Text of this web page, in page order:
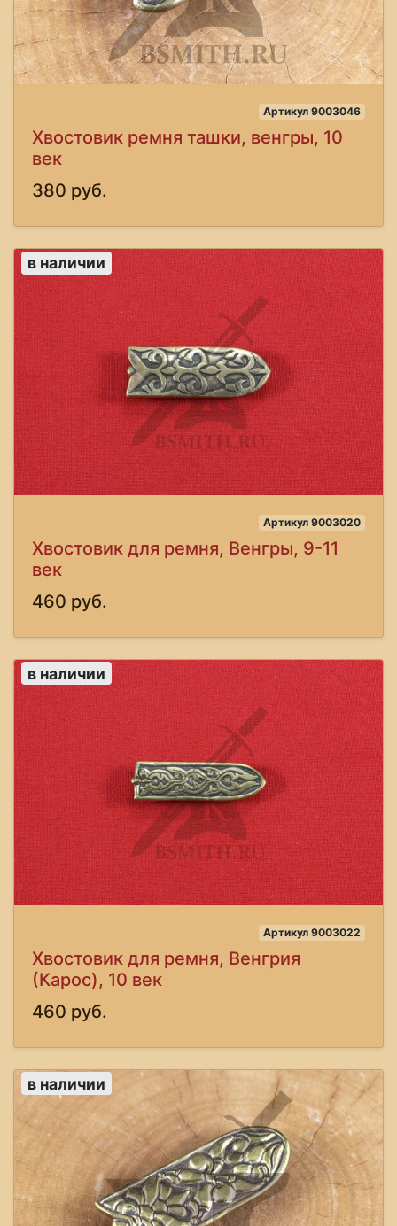
Артикул 9003046
Хвостовик ремня ташки, венгры, 10
век
380 руб.
в наличии
Артикул 9003020
Хвостовик для ремня, Венгры, 9-11
век
460 руб.
в наличии
Артикул 9003022
Хвостовик для ремня, Венгрия
(Карос), 10 век
460 руб.
в наличии